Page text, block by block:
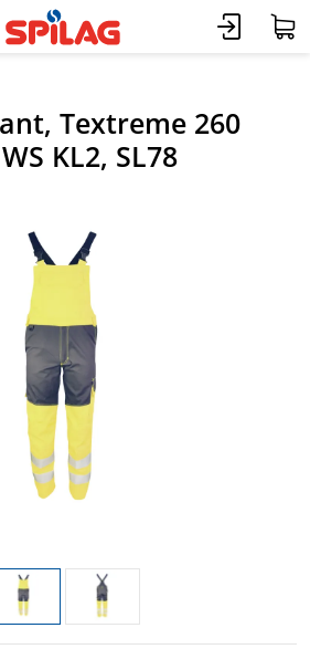
Textreme 260
KL2, SL78